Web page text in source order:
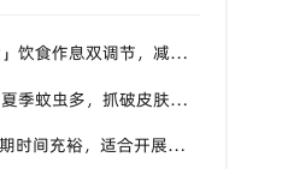
「三伏天白斑养护干货」饮食作息双调节，减少白斑加重诱因，福建泉州中科白癜风医院为福建白斑群体科普实用知识
【警惕蚊虫叮咬隐患】夏季蚊虫多，抓破皮肤易触发同形反应，福建泉州中科白癜风医院提醒白癜风患者做好防蚊护理
“暑期祛白正当时” 假期时间充裕，适合开展白斑系统干预，福建泉州中科白癜风医院分型分期定制白斑康复方案